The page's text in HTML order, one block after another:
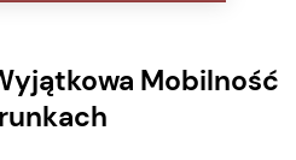
Mobilność